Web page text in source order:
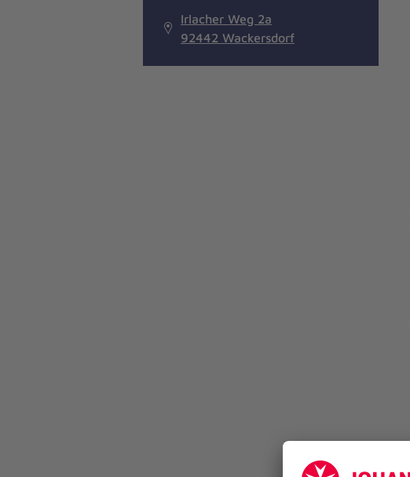
Irlacher Weg 2a
92442 Wackersdorf